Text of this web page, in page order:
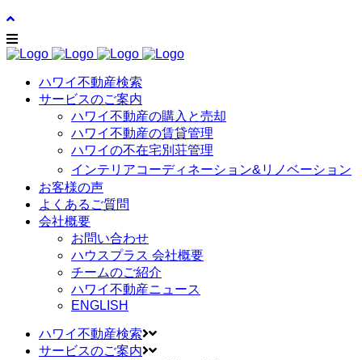
ハワイ不動産検索
サービスのご案内
ハワイ不動産の購入と売却
ハワイ不動産の賃貸管理
ハワイの不在宅別荘管理
インテリアコーディネーション&リノベーション
お客様の声
よくあるご質問
会社概要
お問い合わせ
ハウスプラス 会社概要
チームのご紹介
ハワイ不動産ニュース
ENGLISH
ハワイ不動産検索
サービスのご案内